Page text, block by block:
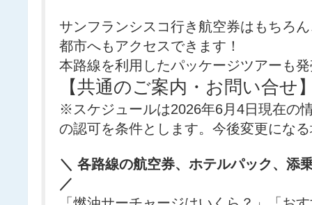
サンフランシスコ行き航空券はもちろ
都市へもアクセスできます！
本路線を利用したパッケージツアーも
【共通のご案内・お問い合せ
※スケジュールは2026年6月4日現在の
の認可を条件とします。今後変更にな
＼ 各路線の航空券、ホテルパック、添
／